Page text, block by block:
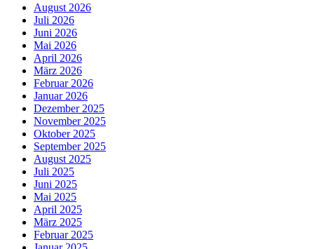
August 2026
Juli 2026
Juni 2026
Mai 2026
April 2026
März 2026
Februar 2026
Januar 2026
Dezember 2025
November 2025
Oktober 2025
September 2025
August 2025
Juli 2025
Juni 2025
Mai 2025
April 2025
März 2025
Februar 2025